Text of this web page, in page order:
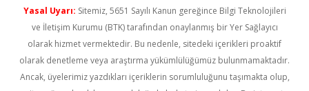
Yasal Uyarı: Sitemiz, 5651 Sayılı Kanun gereğince Bilgi Teknolojileri
ve İletişim Kurumu (BTK) tarafından onaylanmış bir Yer Sağlayıcı
olarak hizmet vermektedir. Bu nedenle, sitedeki içerikleri proaktif
olarak denetleme veya araştırma yükümlülüğümüz bulunmamaktadır.
Ancak, üyelerimiz yazdıkları içeriklerin sorumluluğunu taşımakta olup,